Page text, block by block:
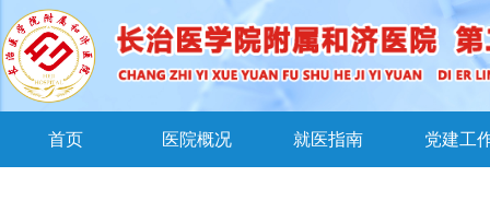
首页 医院概况 就医指南 党建工